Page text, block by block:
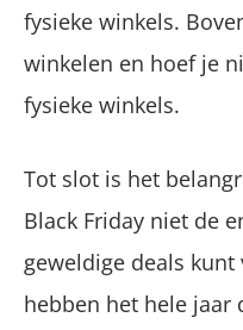
fysieke winkels.
winkelen en hoef je
fysieke winkels.
Tot slot is het
Black Friday niet de
geweldige deals
hebben het hele jaar